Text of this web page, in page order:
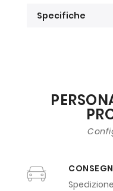
Specifiche